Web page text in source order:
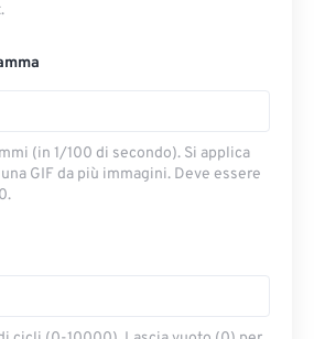
(in 1/100 di secondo). Si applica
GIF da più immagini. Deve essere